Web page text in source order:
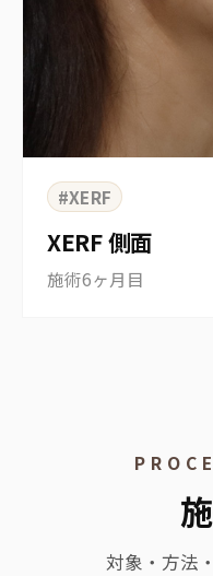
#XERF
XERF 側面
施術6ヶ月目
対象・方法